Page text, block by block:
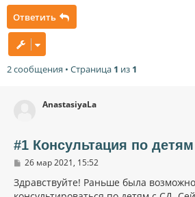
Ответить
2 сообщения • Страница 1 из 1
AnastasiyaLa
#1 Консультация по
С
о
б
26 мар 2021, 15:52
Здравствуйте! Раньше была